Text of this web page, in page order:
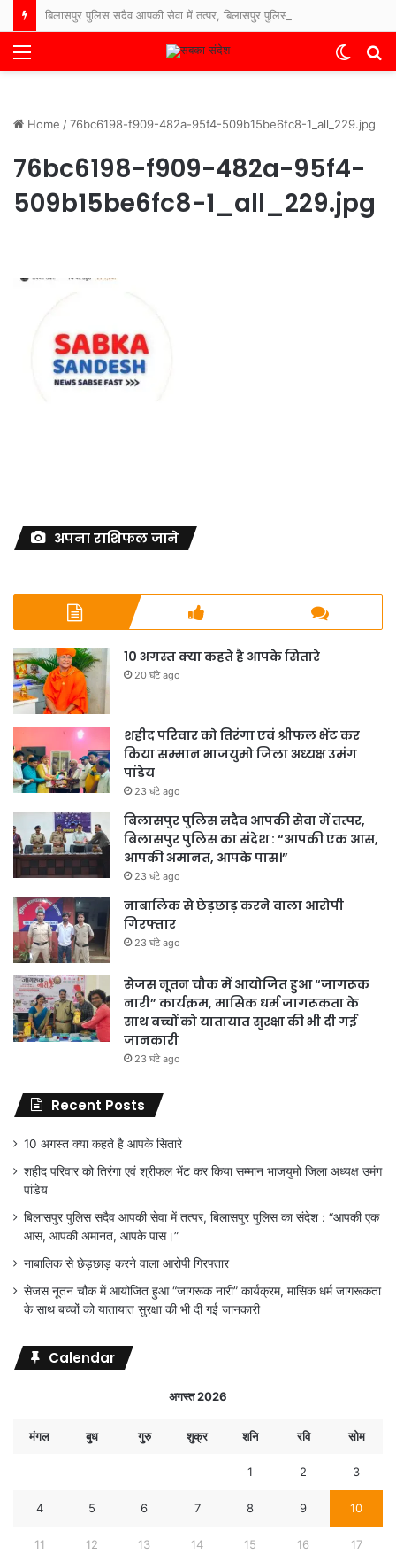
Menu
Switch
Home /76bc6198-f909-482a-95f4-509b15be6fc8-1_all_229.jpg
76bc6198-f909-482a-95f4-
509b15be6fc8-1_all_229.jpg
अपना राशिफल जाने
10 अगस्त क्या कहते है आपके सितारे
20 घंटे ago
शहीद परिवार को तिरंगा एवं श्रीफल भेंट कर
किया सम्मान भाजयुमो जिला अध्यक्ष उमंग
पांडेय
23 घंटे ago
बिलासपुर पुलिस सदैव आपकी सेवा में तत्पर,
बिलासपुर पुलिस का संदेश : “आपकी एक आस,
आपकी अमानत, आपके पास।”
23 घंटे ago
नाबालिक से छेड़छाड़ करने वाला आरोपी
गिरफ्तार
23 घंटे ago
सेजस नूतन चौक में आयोजित हुआ “जागरूक
नारी” कार्यक्रम, मासिक धर्म जागरूकता के
साथ बच्चों को यातायात सुरक्षा की भी दी गई
जानकारी
23 घंटे ago
Recent Posts
10 अगस्त क्या कहते है आपके सितारे
शहीद परिवार को तिरंगा एवं श्रीफल भेंट कर किया सम्मान भाजयुमो जिला अध्यक्ष उमंग
पांडेय
बिलासपुर पुलिस सदैव आपकी सेवा में तत्पर, बिलासपुर पुलिस का संदेश : “आपकी एक
आस, आपकी अमानत, आपके पास।”
नाबालिक से छेड़छाड़ करने वाला आरोपी गिरफ्तार
सेजस नूतन चौक में आयोजित हुआ “जागरूक नारी” कार्यक्रम, मासिक धर्म जागरूकता
के साथ बच्चों को यातायात सुरक्षा की भी दी गई जानकारी
Calendar
अगस्त 2026
मंगल बुध गुरु शुक्र शनि रवि सोम
1 2 3
4 5 6 7 8 9 10
11 12 13 14 15 16 17